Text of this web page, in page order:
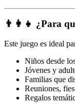
👨‍👩‍👧 ¿Para
Este juego es ideal
Niños desde
Jóvenes y
Familias que
Reuniones,
Regalos